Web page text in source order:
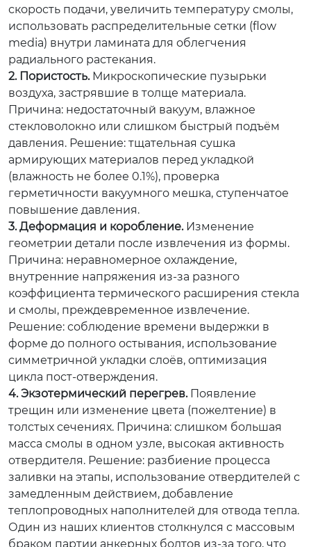
скорость подачи, увеличить температуру смолы,
использовать распределительные сетки (flow
media) внутри ламината для облегчения
радиального растекания.
2. Пористость.Микроскопические пузырьки
воздуха, застрявшие в толще материала.
Причина: недостаточный вакуум, влажное
стекловолокно или слишком быстрый подъём
давления. Решение: тщательная сушка
армирующих материалов перед укладкой
(влажность не более 0.1%), проверка
герметичности вакуумного мешка, ступенчатое
повышение давления.
3. Деформация и коробление.Изменение
геометрии детали после извлечения из формы.
Причина: неравномерное охлаждение,
внутренние напряжения из-за разного
коэффициента термического расширения стекла
и смолы, преждевременное извлечение.
Решение: соблюдение времени выдержки в
форме до полного остывания, использование
симметричной укладки слоёв, оптимизация
цикла пост-отверждения.
4. Экзотермический перегрев.Появление
трещин или изменение цвета (пожелтение) в
толстых сечениях. Причина: слишком большая
масса смолы в одном узле, высокая активность
отвердителя. Решение: разбиение процесса
заливки на этапы, использование отвердителей с
замедленным действием, добавление
теплопроводных наполнителей для отвода тепла.
Один из наших клиентов столкнулся с массовым
браком партии анкерных болтов из-за того, что